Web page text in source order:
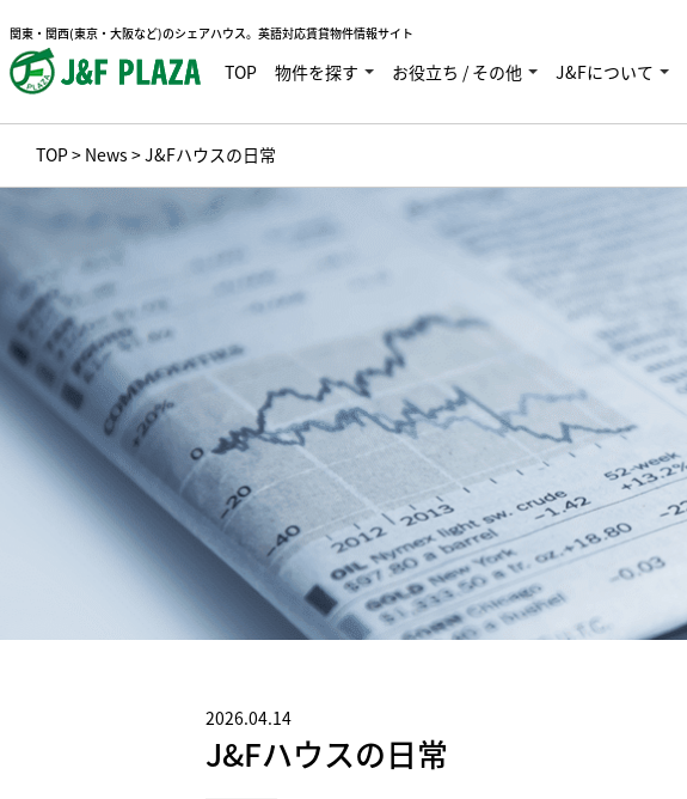
関東・関西(東京・大阪など)のシェアハウス。英語対応賃貸物件情報サイト
TOP 物件を探す お役立ち / その他 J&Fについて
TOP> News > J&Fハウスの日常
2026.04.14
J&Fハウスの日常